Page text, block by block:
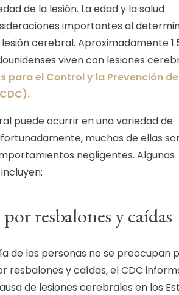
de la lesión. La edad y la salud
importantes al
cerebral. Aproximadamente
viven con lesiones
para el Control y la Prevención de
puede ocurrir en una variedad de
muchas de ellas
negligentes. Algunas
resbalones y caídas
de las personas no se preocupan
resbalones y caídas, el CDC
de lesiones cerebrales en los